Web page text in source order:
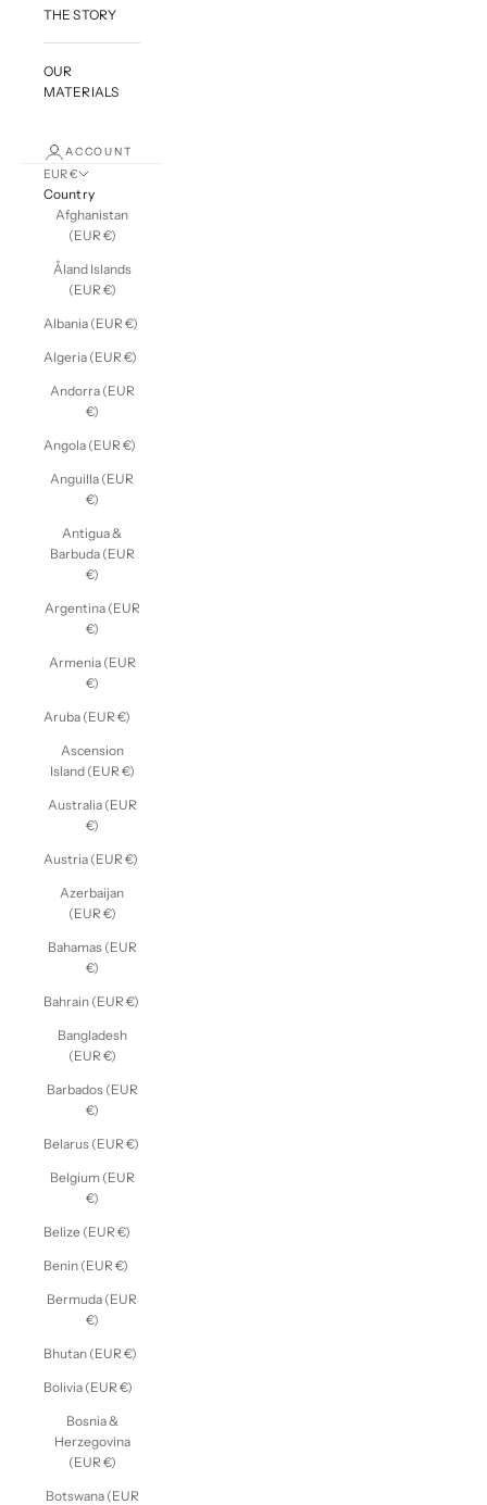
THE STORY
OUR
MATERIALS
ACCOUNT
EUR €
Country
Afghanistan
(EUR €)
Åland Islands
(EUR €)
Albania (EUR €)
Algeria (EUR €)
Andorra (EUR
€)
Angola (EUR €)
Anguilla (EUR
€)
Antigua &
Barbuda (EUR
€)
Argentina (EUR
€)
Armenia (EUR
€)
Aruba (EUR €)
Ascension
Island (EUR €)
Australia (EUR
€)
Austria (EUR €)
Azerbaijan
(EUR €)
Bahamas (EUR
€)
Bahrain (EUR €)
Bangladesh
(EUR €)
Barbados (EUR
€)
Belarus (EUR €)
Belgium (EUR
€)
Belize (EUR €)
Benin (EUR €)
Bermuda (EUR
€)
Bhutan (EUR €)
Bolivia (EUR €)
Bosnia &
Herzegovina
(EUR €)
Botswana (EUR